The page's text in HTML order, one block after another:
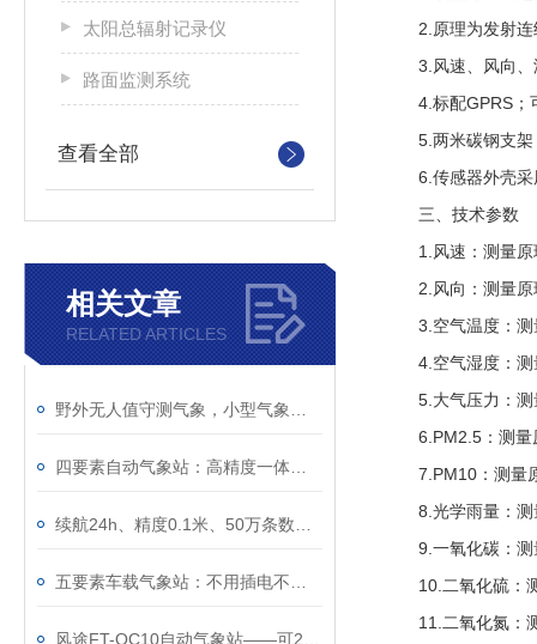
太阳总辐射记录仪
路面监测系统
查看全部
相关文章
RELATED ARTICLES
2. 原理为发射
3. 风速、风向
4. 标配GPRS；
5. 两米碳钢支
6. 传感器外壳
三、技术参数
1. 风速：测量
2. 风向：测量
3. 空气温度：
4. 空气湿度：
5. 大气压力：
6.PM2.5 ：测
7.PM10 ：测量
8. 光学雨量：
9. 一氧化碳：
10. 二氧化硫：
11. 二氧化氮：